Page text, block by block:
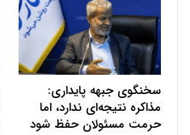
سخنگوی جبهه پایداری:
مذاکره نتیجه‌ای ندارد، اما
حرمت مسئولان حفظ شود